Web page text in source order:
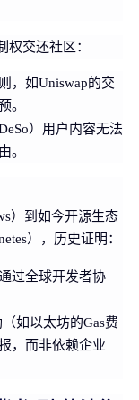
权交还社区：
，如Uniswap的交
。
）用户内容无法
。
）到如今开源生态
），历史证明：
过全球开发者协
如以太坊的Gas费
，而非依赖企业